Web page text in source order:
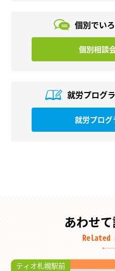
個別でい
個別相談
就労プログ
就労プロ
あわせ
ティオ札幌駅前